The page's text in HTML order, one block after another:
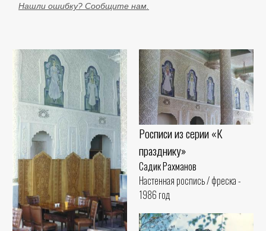
Нашли ошибку? Сообщите нам.
Росписи из серии «К
празднику»
Садик Рахманов
Настенная роспись / фреска -
1986 год